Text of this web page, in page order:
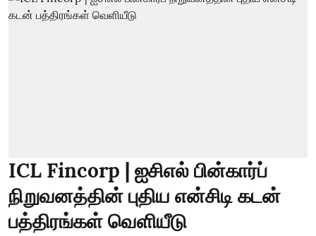
ICL Fincorp | ஐசிஎல் பின்கார்ப்
நிறுவனத்தின் புதிய என்சிடி கடன்
பத்திரங்கள் வெளியீடு